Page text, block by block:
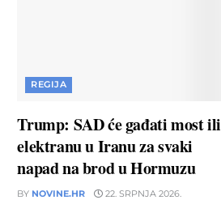
REGIJA
Trump: SAD će gađati most ili
elektranu u Iranu za svaki
napad na brod u Hormuzu
BY NOVINE.HR 22. SRPNJA 2026.